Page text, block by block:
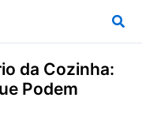
da Cozinha:
Podem